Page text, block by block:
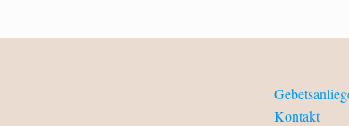
Kontakt